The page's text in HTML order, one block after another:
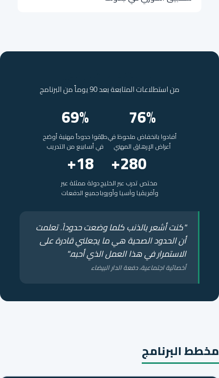
من استطلاعات المتابعة بعد 90 يوماً من البرنامج
76%
أفادوا بانخفاض ملحوظ في
أعراض الإرهاق المهني
69%
طبّقوا حدوداً مهنية أوضح
في أسابيع من التدريب
280+
مختص تدرب عبر الخليج
وأفريقيا وآسيا وأوروبا
18+
دولة ممثلة عبر
جميع الدفعات
"كنت أشعر بالذنب كلما وضعت حدوداً. تعلمت
أن الحدود الصحية هي ما يجعلني قادرة على
الاستمرار في هذا العمل الذي أحبه."
أخصائية اجتماعية، دفعة الدار البيضاء
مخطط البرنامج